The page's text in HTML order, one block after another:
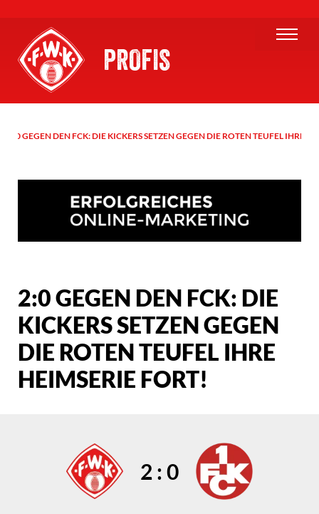
PROFIS
2:0 GEGEN DEN FCK: DIE KICKERS SETZEN GEGEN DIE ROTEN TEUFEL IHRE
2:0 GEGEN DEN FCK: DIE
KICKERS SETZEN GEGEN
DIE ROTEN TEUFEL IHRE
HEIMSERIE FORT!
2 : 0